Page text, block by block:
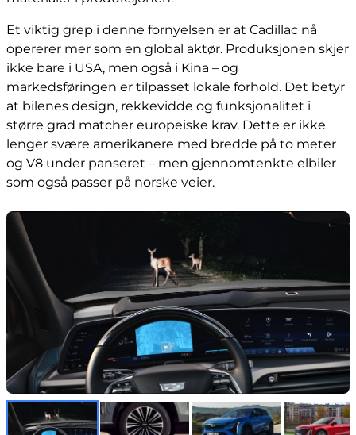
Et viktig grep i denne fornyelsen er at Cadillac nå
opererer mer som en global aktør. Produksjonen skjer
ikke bare i USA, men også i Kina – og
markedsføringen er tilpasset lokale forhold. Det betyr
at bilenes design, rekkevidde og funksjonalitet i
større grad matcher europeiske krav. Dette er ikke
lenger svære amerikanere med bredde på to meter
og V8 under panseret – men gjennomtenkte elbiler
som også passer på norske veier.